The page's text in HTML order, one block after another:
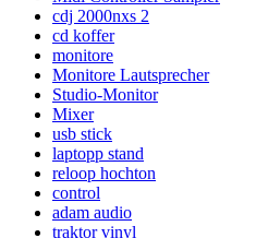
cdj 2000nxs 2
cd koffer
monitore
Monitore Lautsprecher
Studio-Monitor
Mixer
usb stick
laptopp stand
reloop hochton
control
adam audio
traktor vinyl